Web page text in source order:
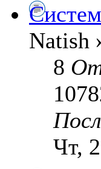
Natish
8
Чт,